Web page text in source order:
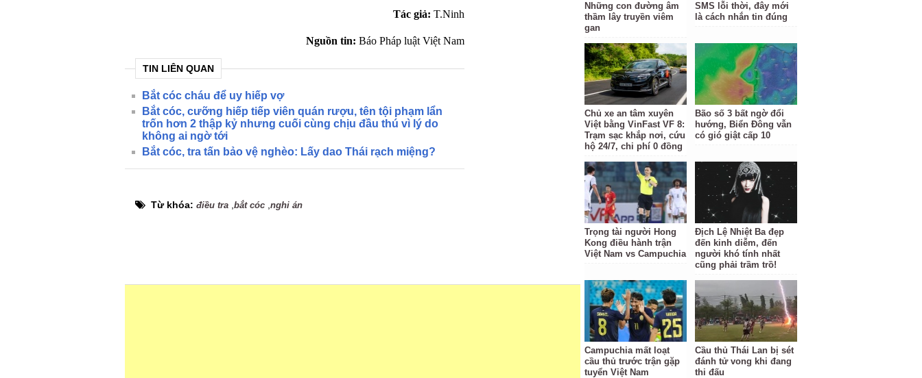
Tác giả: T.Ninh
Nguồn tin: Báo Pháp luật Việt Nam
TIN LIÊN QUAN
Bắt cóc cháu để uy hiếp vợ
Bắt cóc, cưỡng hiếp tiếp viên quán rượu, tên tội phạm lẩn
trốn hơn 2 thập kỷ nhưng cuối cùng chịu đầu thú vì lý do
không ai ngờ tới
Bắt cóc, tra tấn bảo vệ nghèo: Lấy dao Thái rạch miệng?
Từ khóa: điều tra bắt cóc nghi án
Những con đường âm
thầm lây truyền viêm
gan
SMS lỗi thời, đây mới
là cách nhắn tin đúng
Chủ xe an tâm xuyên
Việt bằng VinFast VF 8:
Trạm sạc khắp nơi, cứu
hộ 24/7, chi phí 0 đồng
Bão số 3 bất ngờ đổi
hướng, Biển Đông vẫn
có gió giật cấp 10
Trọng tài người Hong
Kong điều hành trận
Việt Nam vs Campuchia
Địch Lệ Nhiệt Ba đẹp
đến kinh diễm, đến
người khó tính nhất
cũng phải trầm trồ!
Campuchia mất loạt
cầu thủ trước trận gặp
tuyển Việt Nam
Cầu thủ Thái Lan bị sét
đánh tử vong khi đang
thi đấu